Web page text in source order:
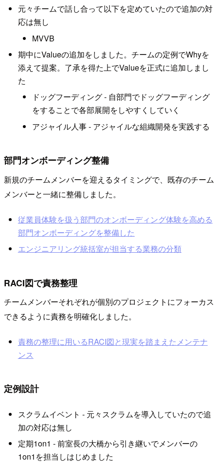
元々チームで話し合って以下を定めていたので追加の対
応は無し
MVVB
期中にValueの追加をしました。チームの定例でWhyを
添えて提案。了承を得た上でValueを正式に追加しまし
た
ドッグフーディング - 自部門でドッグフーディング
をすることで各部展開をしやすくしていく
アジャイル人事 - アジャイルな組織開発を実践する
部門オンボーディング整備
新規のチームメンバーを迎えるタイミングで、既存のチーム
メンバーと一緒に整備しました。
従業員体験を扱う部門のオンボーディング体験を高める
部門オンボーディングを整備した
エンジニアリング統括室が担当する業務の分類
RACI図で責務整理
チームメンバーそれぞれが個別のプロジェクトにフォーカス
できるように責務を明確化しました。
責務の整理に用いるRACI図と現実を踏まえたメンテナ
ンス
定例設計
スクラムイベント - 元々スクラムを導入していたので追
加の対応は無し
定期1on1 - 前室長の大橋から引き継いでメンバーの
1on1を担当しはじめました